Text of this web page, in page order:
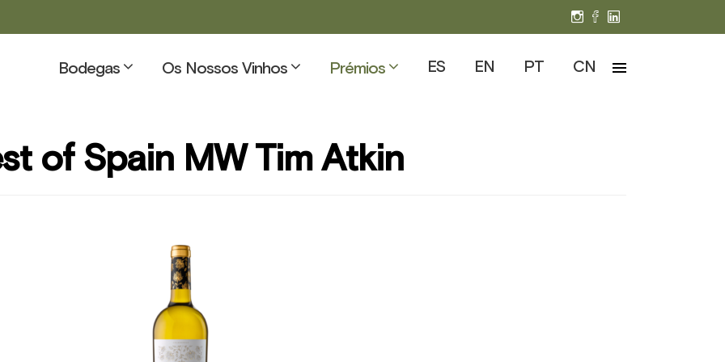
Bodegas Os Nossos Vinhos Prémios ES EN PT CN
of Spain MW Tim Atkin